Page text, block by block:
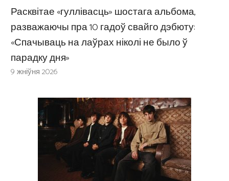
Расквітае «гуллівасць» шостага альбома,
разважаючы пра 10 гадоў свайго дэбюту:
«Спачываць на лаўрах ніколі не было ў
парадку дня»
9 жніўня 2026